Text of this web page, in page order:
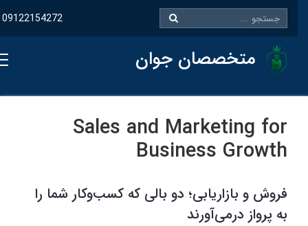
09122154272
متخصصان جوان
Sales and Marketing for
Business Growth
فروش و بازاریابی؛ دو بالی که کسب‌وکار شما را
به پرواز درمی‌آورند